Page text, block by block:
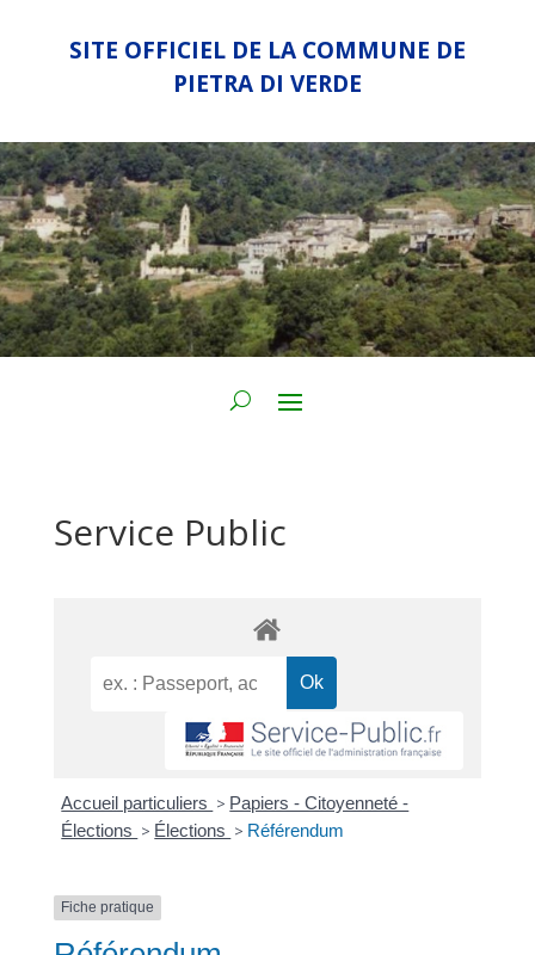
SITE OFFICIEL DE LA COMMUNE DE
PIETRA DI VERDE
Service Public
Accueil particuliers > Papiers - Citoyenneté -
Élections > Élections > Référendum
Fiche pratique